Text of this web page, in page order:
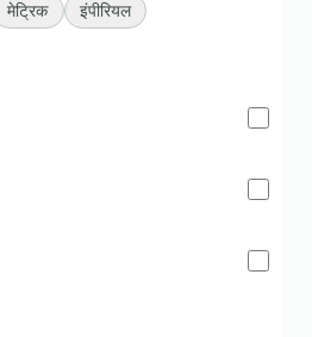
मेट्रिक इंपीरियल